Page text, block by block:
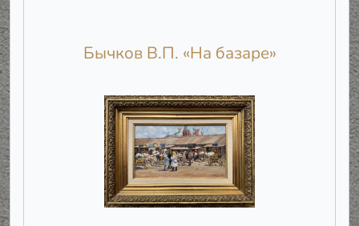
Бычков В.П. «На базаре»